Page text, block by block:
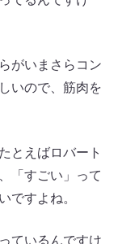
がいまさらコン
いので、筋肉を
とえばロバート
「すごい」って
ですよね。
ているんですけ